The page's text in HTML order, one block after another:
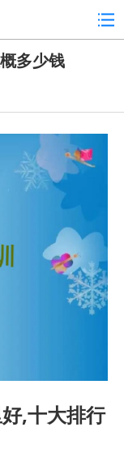
多少钱
,十大排行